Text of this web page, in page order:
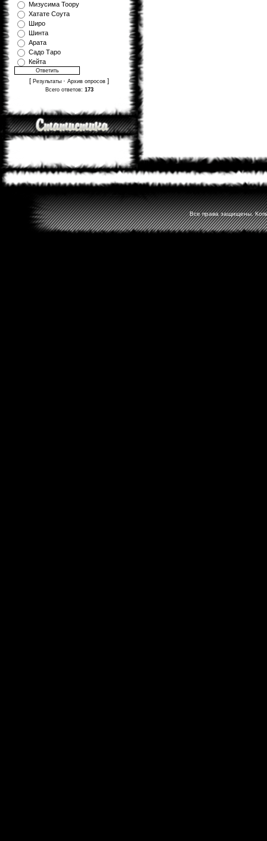
Мизуcима Тоору
Хатате Соута
Широ
Шинта
Арата
Садо Таро
Кейта
[ Результаты · Архив опросов ]
Всего ответов: 173
Все права защищены.